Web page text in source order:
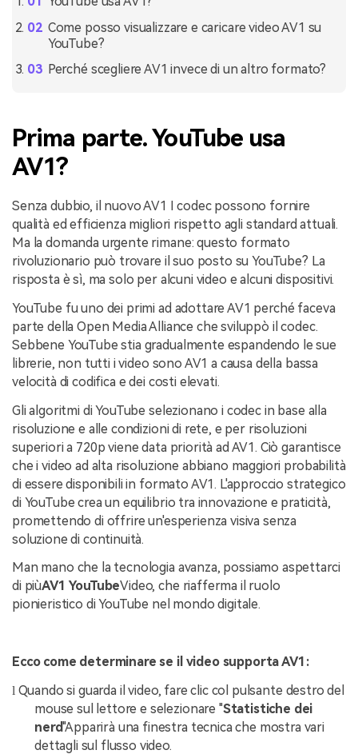
Come posso visualizzare e caricare video AV1 su
YouTube?
Perché scegliere AV1 invece di un altro formato?
Prima parte. YouTube usa
AV1?
Senza dubbio, il nuovo AV1 I codec possono fornire
qualità ed efficienza migliori rispetto agli standard attuali.
Ma la domanda urgente rimane: questo formato
rivoluzionario può trovare il suo posto su YouTube? La
risposta è sì, ma solo per alcuni video e alcuni dispositivi.
YouTube fu uno dei primi ad adottare AV1 perché faceva
parte della Open Media Alliance che sviluppò il codec.
Sebbene YouTube stia gradualmente espandendo le sue
librerie, non tutti i video sono AV1 a causa della bassa
velocità di codifica e dei costi elevati.
Gli algoritmi di YouTube selezionano i codec in base alla
risoluzione e alle condizioni di rete, e per risoluzioni
superiori a 720p viene data priorità ad AV1. Ciò garantisce
che i video ad alta risoluzione abbiano maggiori probabilità
di essere disponibili in formato AV1. L'approccio strategico
di YouTube crea un equilibrio tra innovazione e praticità,
promettendo di offrire un'esperienza visiva senza
soluzione di continuità.
Man mano che la tecnologia avanza, possiamo aspettarci
di piùAV1 YouTubeVideo, che riafferma il ruolo
pionieristico di YouTube nel mondo digitale.
Ecco come determinare se il video supporta AV1:
l Quando si guarda il video, fare clic col pulsante destro del
mouse sul lettore e selezionare "Statistiche dei
nerd"Apparirà una finestra tecnica che mostra vari
dettagli sul flusso video.